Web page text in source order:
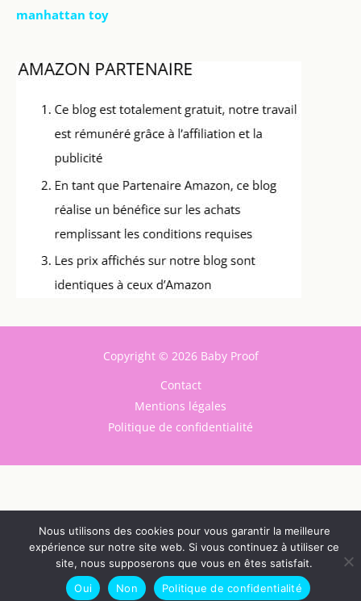
manhattan toy
Copyright © 2026 Baby Proof
Contact
Mentions légales
Politique de confidentialité
Nous utilisons des cookies pour vous garantir la meilleure
expérience sur notre site web. Si vous continuez à utiliser ce
site, nous supposerons que vous en êtes satisfait.
Oui
Non Politique de confidentialité